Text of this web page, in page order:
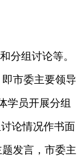
组讨论等。
市委主要领导
学员开展分组
论情况作书面
发言，市委主